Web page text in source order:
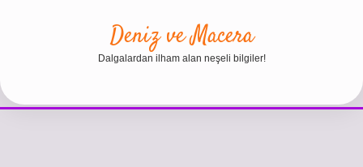
Deniz ve Macera
Dalgalardan ilham alan neşeli bilgiler!